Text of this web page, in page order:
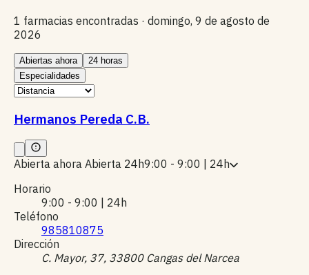
1 farmacias encontradas · domingo, 9 de agosto de
2026
Abiertas ahora
24 horas
Especialidades
Hermanos Pereda C.B.
Abierta ahora Abierta 24h9:00 - 9:00 | 24h
Horario
9:00 - 9:00 | 24h
Teléfono
985810875
Dirección
C. Mayor, 37, 33800 Cangas del Narcea